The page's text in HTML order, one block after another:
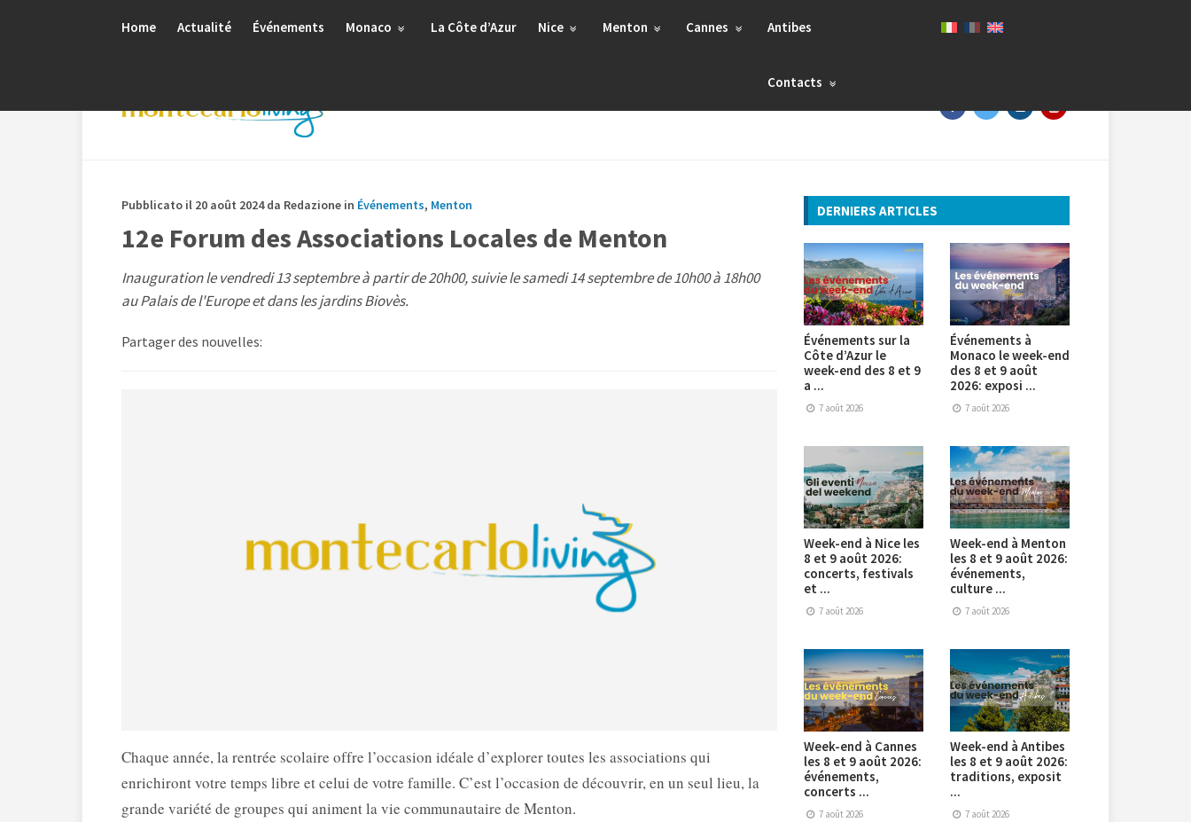
Home Actualité Événements Monaco La Côte d’Azur Nice Menton Cannes Antibes
Contacts
Pubblicato il 20 août 2024 da Redazione in Événements, Menton
12e Forum des Associations Locales de Menton
Inauguration le vendredi 13 septembre à partir de 20h00, suivie le samedi 14 septembre de 10h00 à 18h00
au Palais de l'Europe et dans les jardins Biovès.
Partager des nouvelles:
Chaque année, la rentrée scolaire offre l’occasion idéale d’explorer toutes les associations qui
enrichiront votre temps libre et celui de votre famille. C’est l’occasion de découvrir, en un seul lieu, la
grande variété de groupes qui animent la vie communautaire de Menton.
DERNIERS ARTICLES
Événements sur la
Côte d’Azur le
week-end des 8 et 9
a ...
7 août 2026
Événements à
Monaco le week-end
des 8 et 9 août
2026: exposi ...
7 août 2026
Week-end à Nice les
8 et 9 août 2026:
concerts, festivals
et ...
7 août 2026
Week-end à Menton
les 8 et 9 août 2026:
événements,
culture ...
7 août 2026
Week-end à Cannes
les 8 et 9 août 2026:
événements,
concerts ...
7 août 2026
Week-end à Antibes
les 8 et 9 août 2026:
traditions, exposit
...
7 août 2026